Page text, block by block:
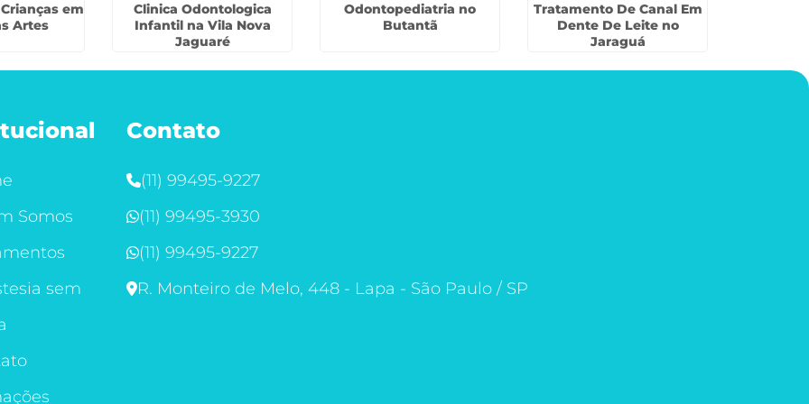
em
Artes
Clinica Odontologica
Infantil na Vila Nova
Jaguaré
Odontopediatria no
Butantã
Tratamento De Canal Em
Dente De Leite no
Jaraguá
Somos
sem
Contato
(11) 99495-9227
(11) 99495-3930
(11) 99495-9227
R. Monteiro de Melo, 448 - Lapa - São Paulo / SP